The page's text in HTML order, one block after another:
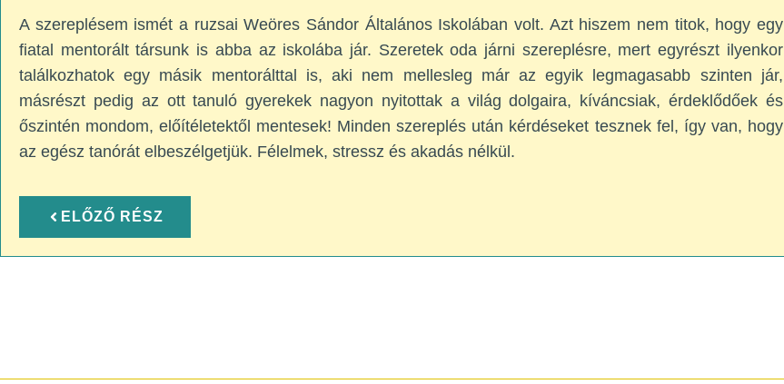
A szereplésem ismét a ruzsai Weöres Sándor Általános Iskolában volt. Azt hiszem nem titok, hogy egy
fiatal mentorált társunk is abba az iskolába jár. Szeretek oda járni szereplésre, mert egyrészt ilyenkor
találkozhatok egy másik mentorálttal is, aki nem mellesleg már az egyik legmagasabb szinten jár,
másrészt pedig az ott tanuló gyerekek nagyon nyitottak a világ dolgaira, kíváncsiak, érdeklődőek és
őszintén mondom, előítéletektől mentesek! Minden szereplés után kérdéseket tesznek fel, így van, hogy
az egész tanórát elbeszélgetjük. Félelmek, stressz és akadás nélkül.
ELŐZŐ RÉSZ